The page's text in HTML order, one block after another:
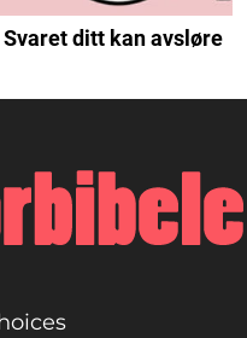
ditt kan avsløre